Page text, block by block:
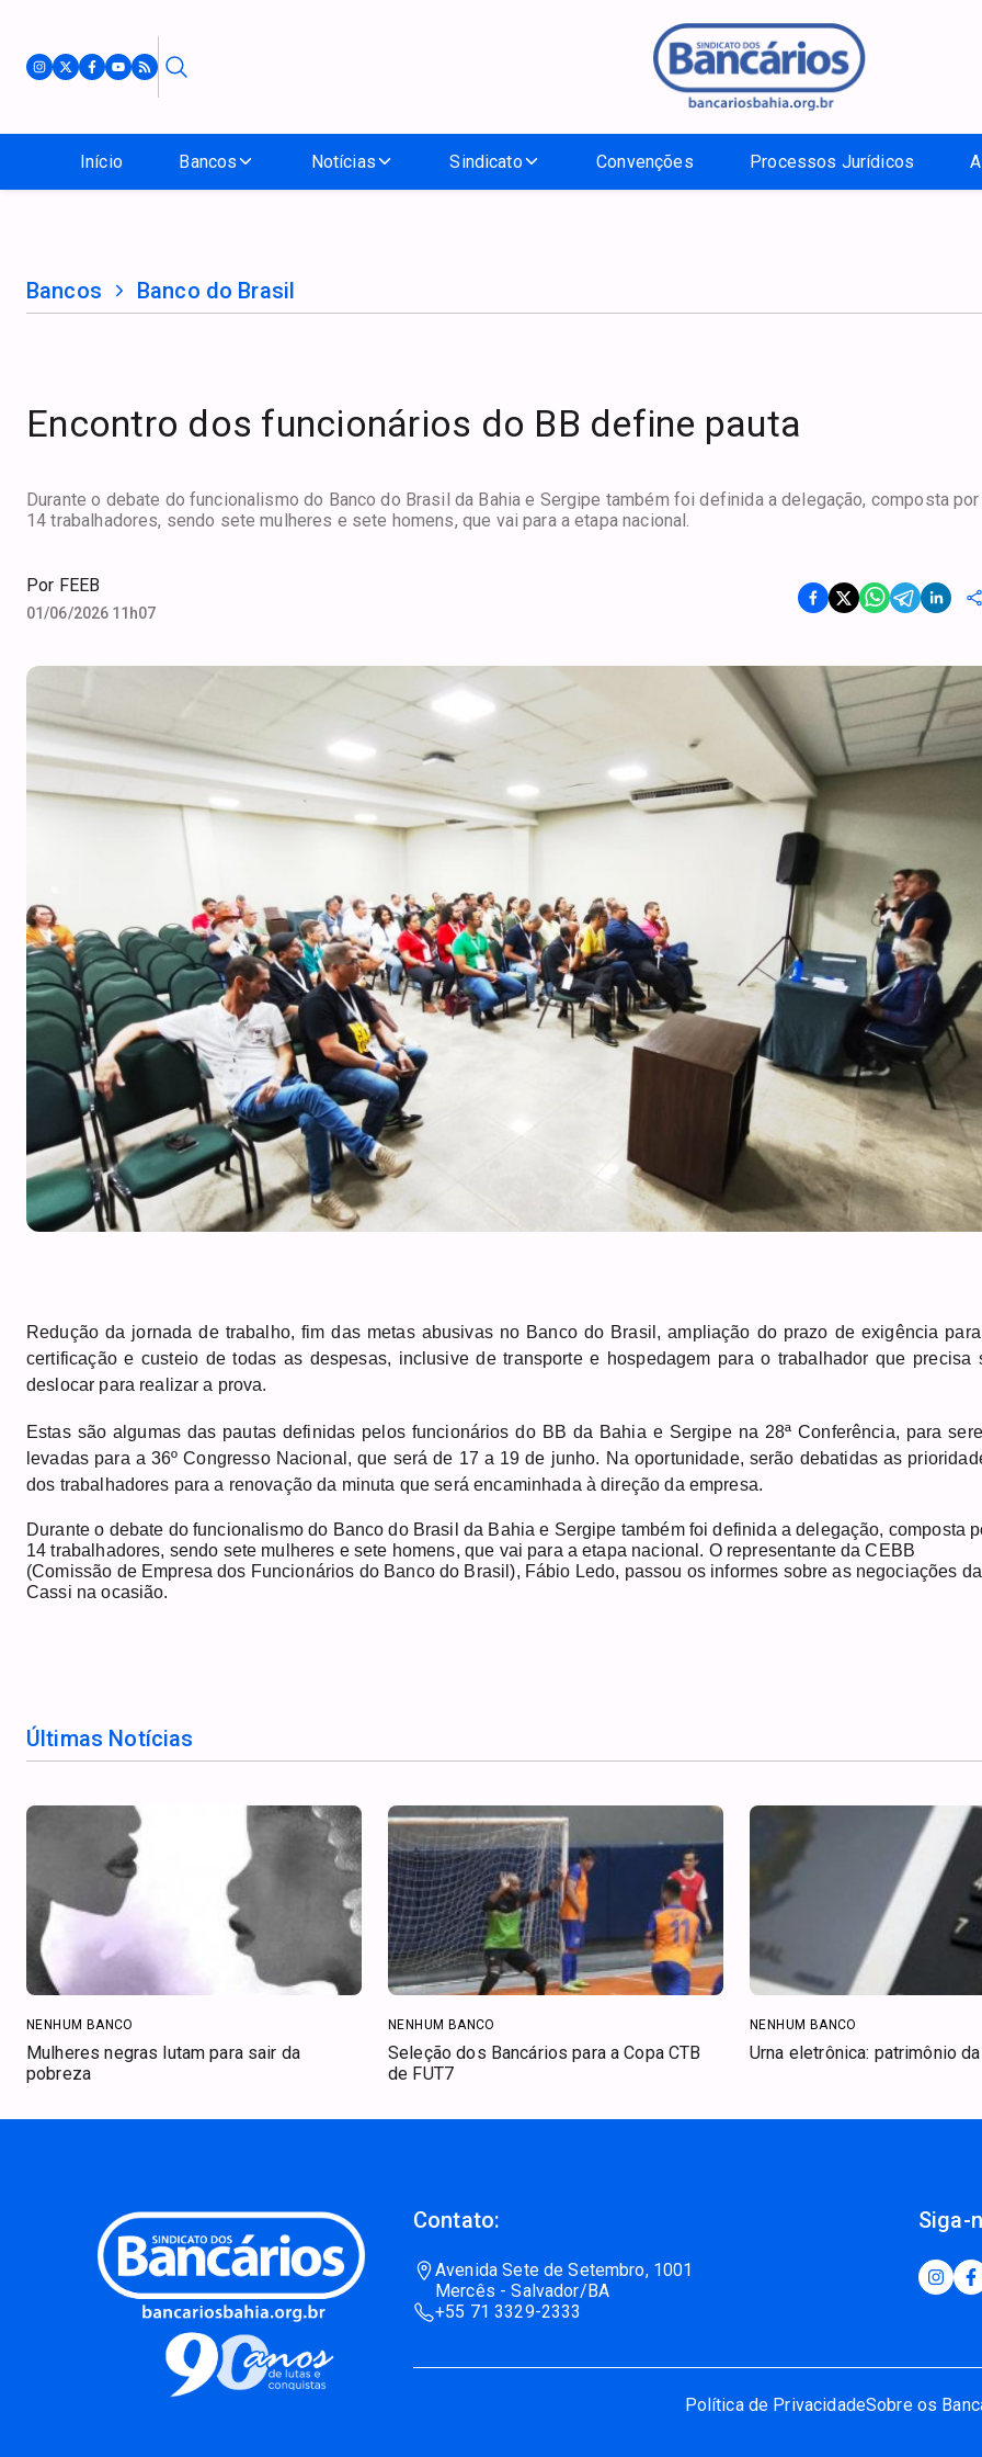
Início Bancos Notícias Sindicato Convenções Processos Jurídicos
Bancos Banco do Brasil
Encontro dos funcionários do BB define pauta
Durante o debate do funcionalismo do Banco do Brasil da Bahia e Sergipe também foi definida a delegação, composta por
14 trabalhadores, sendo sete mulheres e sete homens, que vai para a etapa nacional.
Por FEEB
01/06/2026 11h07
Redução da jornada de trabalho, fim das metas abusivas no Banco do Brasil, ampliação do prazo de exigência
certificação e custeio de todas as despesas, inclusive de transporte e hospedagem para o trabalhador que precisa
deslocar para realizar a prova.
Estas são algumas das pautas definidas pelos funcionários do BB da Bahia e Sergipe na 28ª Conferência, para
levadas para a 36º Congresso Nacional, que será de 17 a 19 de junho. Na oportunidade, serão debatidas as
dos trabalhadores para a renovação da minuta que será encaminhada à direção da empresa.
Durante o debate do funcionalismo do Banco do Brasil da Bahia e Sergipe também foi definida a delegação, composta
14 trabalhadores, sendo sete mulheres e sete homens, que vai para a etapa nacional. O representante da CEBB
(Comissão de Empresa dos Funcionários do Banco do Brasil), Fábio Ledo, passou os informes sobre as negociações da
Cassi na ocasião.
Últimas Notícias
NENHUM BANCO
Mulheres negras lutam para sair da
pobreza
NENHUM BANCO
Seleção dos Bancários para a Copa CTB
de FUT7
NENHUM BANCO
Urna eletrônica: patrimônio
Contato:
Avenida Sete de Setembro, 1001
Mercês - Salvador/BA
+55 71 3329-2333
Siga-
Política de PrivacidadeSobre os